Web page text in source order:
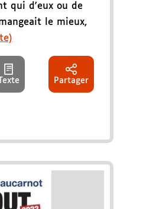
qui d'eux ou de
le mieux,
Partager